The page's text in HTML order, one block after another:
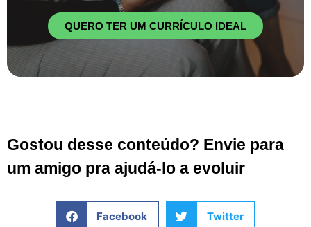
QUERO TER UM CURRÍCULO IDEAL
Gostou desse conteúdo? Envie para
um amigo pra ajudá-lo a evoluir
Facebook Twitter